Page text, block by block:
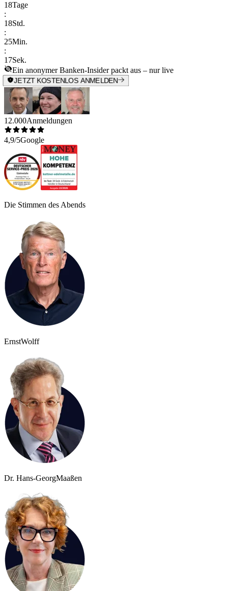
18Tage
:
18Std.
:
25Min.
:
17Sek.
Ein anonymer Banken-Insider packt aus – nur live
JETZT KOSTENLOS ANMELDEN
12.000Anmeldungen
4,9/5Google
Die Stimmen des Abends
ErnstWolff
Dr. Hans-GeorgMaaßen